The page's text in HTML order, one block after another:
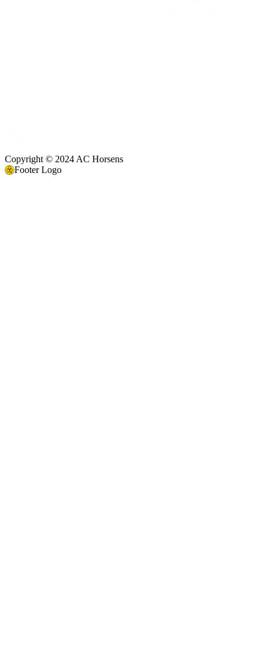
Copyright © 2024 AC Horsens
Footer Logo